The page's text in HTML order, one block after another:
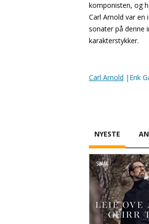
komponisten, og
Carl Arnold var
sonater på denne
karakterstykker.
Carl Arnold |Erik
NYESTE